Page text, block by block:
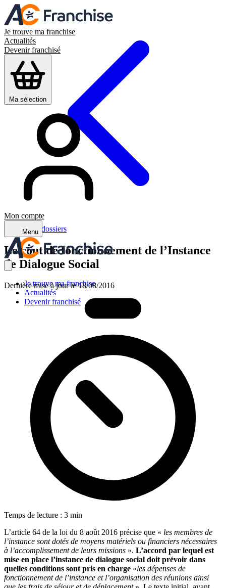
Je trouve ma franchise
Actualités
Devenir franchisé
Ma sélection
Mon compte
Menu
Je trouve ma franchise
Actualités
Devenir franchisé
Retour aux dossiers
Le cout de fonctionnement de l’Instance
de Dialogue Social
Dernière mise à jour le 18/08/2016
Temps de lecture : 3 min
L’article 64 de la loi du 8 août 2016 précise que « les membres de
l’instance sont dotés de moyens matériels ou financiers nécessaires
à l’accomplissement de leurs missions ». L’accord par lequel est
mise en place l’instance de dialogue social doit prévoir dans
quelles conditions sont pris en charge «les dépenses de
fonctionnement de l’instance et l’organisation des réunions ainsi